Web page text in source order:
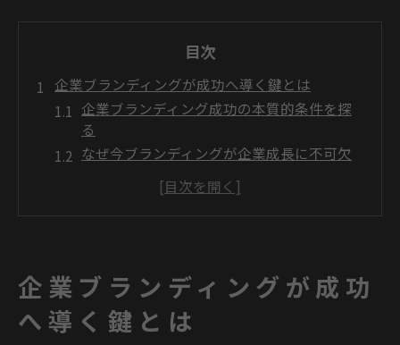
目次
企業ブランディングが成功へ導く鍵とは
企業ブランディング成功の本質的条件を探
る
なぜ今ブランディングが企業成長に不可欠
企業ブランディングが与えるブランド価値
企業ブランディングで得られるメリットと
注意点
自社のブランド価値を高める実践法
企業ブランディングが成功
へ導く鍵とは